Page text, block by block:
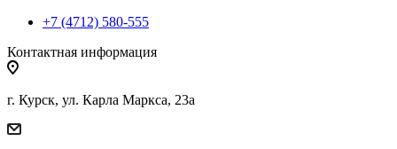
+7 (4712) 580-555
Контактная информация
г. Курск, ул. Карла Маркса, 23а